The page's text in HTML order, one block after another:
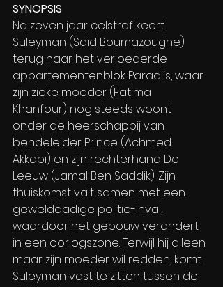
SYNOPSIS
Na zeven jaar celstraf keert
Suleyman (Saïd Boumazoughe)
terug naar het verloederde
appartementenblok Paradijs, waar
zijn zieke moeder (Fatima
Khanfour) nog steeds woont
onder de heerschappij van
bendeleider Prince (Achmed
Akkabi) en zijn rechterhand De
Leeuw (Jamal Ben Saddik). Zijn
thuiskomst valt samen met een
gewelddadige politie-inval,
waardoor het gebouw verandert
in een oorlogszone. Terwijl hij alleen
maar zijn moeder wil redden, komt
Suleyman vast te zitten tussen de